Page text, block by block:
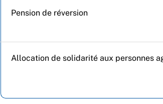
Pension de réversion
Allocation de solidarité aux personnes